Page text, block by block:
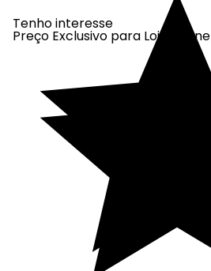
Tenho interesse
Preço Exclusivo para Loja Online